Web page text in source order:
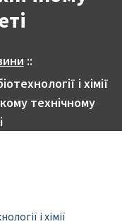
::
і хімії
технічному
і хімії